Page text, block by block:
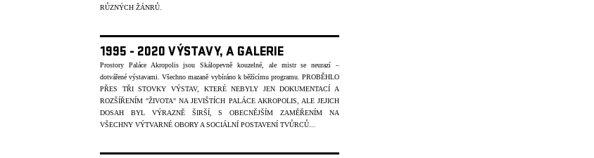
RŮZNÝCH ŽÁNRŮ.
1995 - 2020 VÝSTAVY, A GALERIE
Prostory Paláce Akropolis jsou Skálopevně kouzelné, ale mistr se neurazí –
dotvářené výstavami. Všechno mazaně vybíráno k běžícímu programu. PROBĚHLO
PŘES TŘI STOVKY VÝSTAV, KTERÉ NEBYLY JEN DOKUMENTACÍ A
ROZŠÍŘENÍM "ŽIVOTA" NA JEVIŠTÍCH PALÁCE AKROPOLIS, ALE JEJICH
DOSAH BYL VÝRAZNĚ ŠIRŠÍ, S OBECNĚJŠÍM ZAMĚŘENÍM NA
VŠECHNY VÝTVARNÉ OBORY A SOCIÁLNÍ POSTAVENÍ TVŮRCŮ